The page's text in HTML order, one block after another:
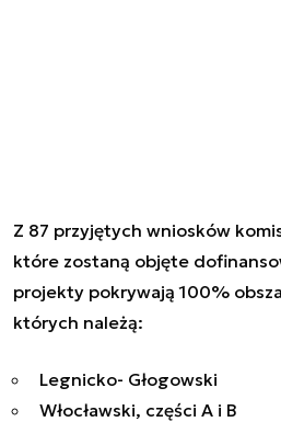
Z 87 przyjętych wniosków
które zostaną objęte
projekty pokrywają 100%
których należą:
Legnicko- Głogowski
Włocławski, części A i B